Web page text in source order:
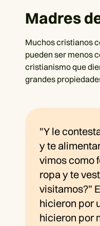
Madres
Muchos cristianos
pueden ser menos
cristianismo que
grandes
"Y le
y te
vimos como
ropa y te
visitamos?”
hicieron por
hicieron por